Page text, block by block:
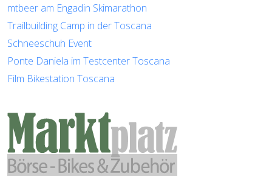
mtbeer am Engadin Skimarathon
Trailbuilding Camp in der Toscana
Schneeschuh Event
Ponte Daniela im Testcenter Toscana
Film Bikestation Toscana